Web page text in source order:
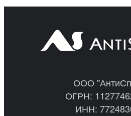
ООО
ОГРН:
ИНН: